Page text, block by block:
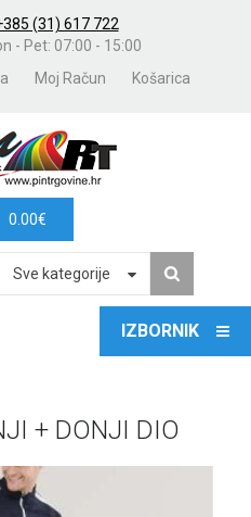
(31) 617 722
- Pet: 07:00 - 15:00
Moj Račun Košarica
0.00€
Sve kategorije
+ DONJI DIO